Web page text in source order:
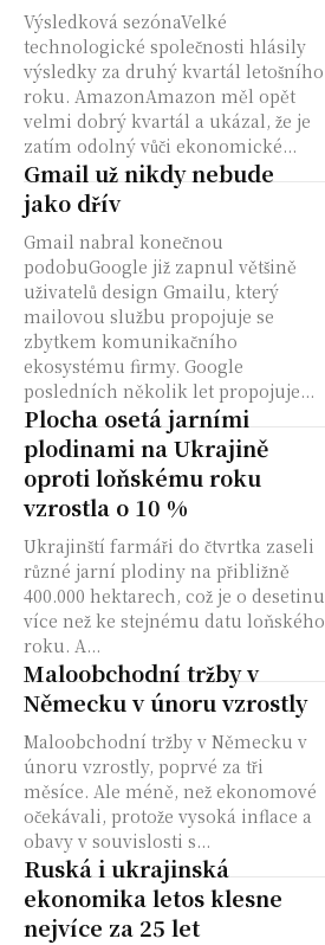
Výsledková sezónaVelké
technologické společnosti hlásily
výsledky za druhý kvartál letošního
roku. AmazonAmazon měl opět
velmi dobrý kvartál a ukázal, že je
zatím odolný vůči ekonomické...
Gmail už nikdy nebude
jako dřív
Gmail nabral konečnou
podobuGoogle již zapnul většině
uživatelů design Gmailu, který
mailovou službu propojuje se
zbytkem komunikačního
ekosystému firmy. Google
posledních několik let propojuje...
Plocha osetá jarními
plodinami na Ukrajině
oproti loňskému roku
vzrostla o 10 %
Ukrajinští farmáři do čtvrtka zaseli
různé jarní plodiny na přibližně
400.000 hektarech, což je o desetinu
více než ke stejnému datu loňského
roku. A...
Maloobchodní tržby v
Německu v únoru vzrostly
Maloobchodní tržby v Německu v
únoru vzrostly, poprvé za tři
měsíce. Ale méně, než ekonomové
očekávali, protože vysoká inflace a
obavy v souvislosti s...
Ruská i ukrajinská
ekonomika letos klesne
nejvíce za 25 let